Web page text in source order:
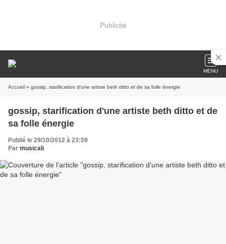
Publicité
MENU
Accueil » gossip, starification d'une artiste beth ditto et de sa folle énergie
gossip, starification d'une artiste beth ditto et de
sa folle énergie
Publié le 29/10/2012 à 23:59
Par musicali